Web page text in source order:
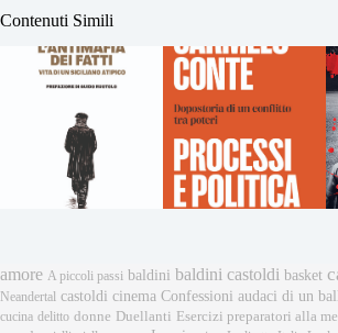
Contenuti Simili
amore A piccoli passi baldini baldini castoldi basket
Neandertal castoldi cinema Confessioni audaci di un
cucina delitto donne Duellanti Esercizi preparatori alla